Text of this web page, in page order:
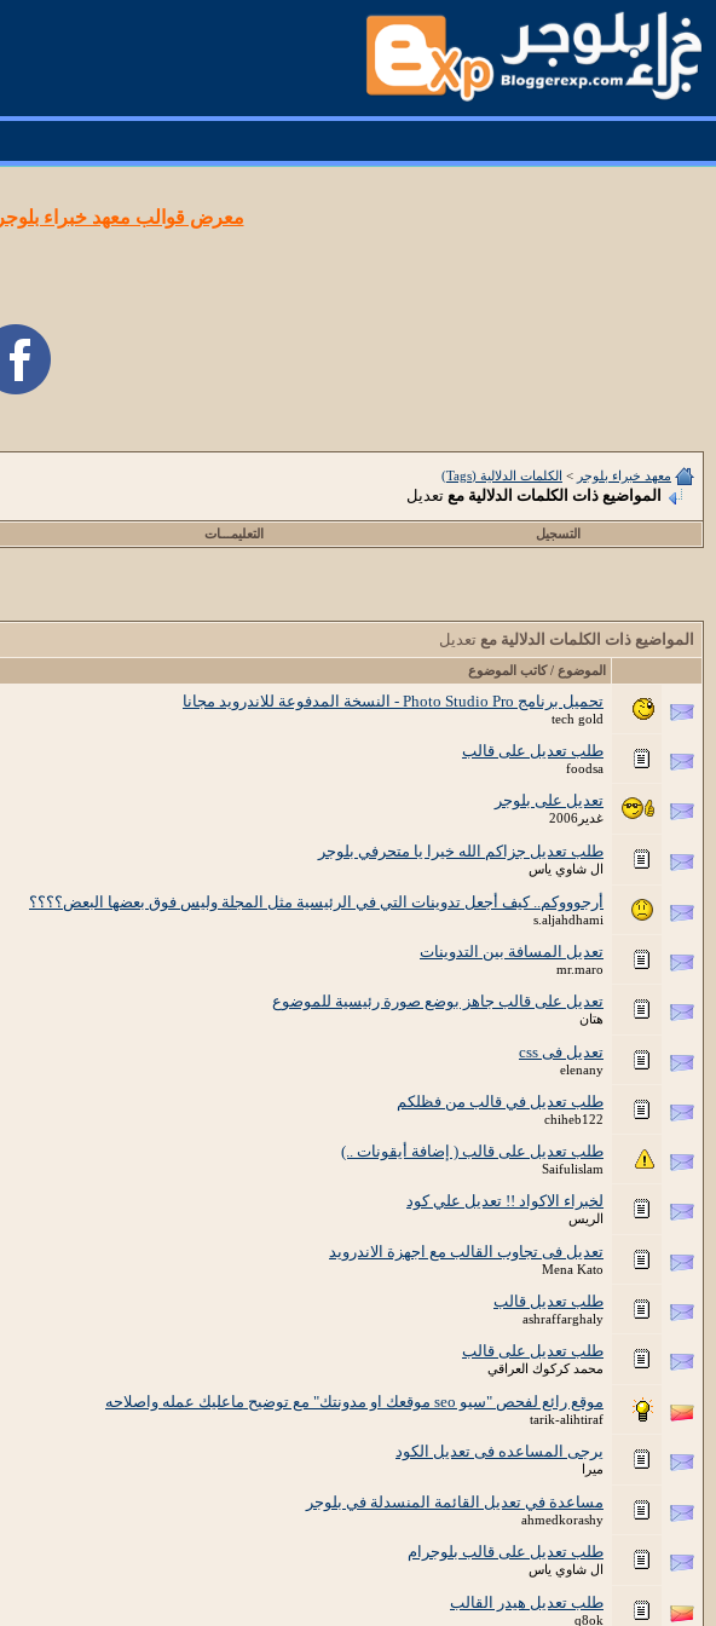
معرض قوالب معهد خبراء بلوجر
معهد خبراء بلوجر > الكلمات الدلالية (Tags)
المواضيع ذات الكلمات الدلالية مع تعديل
التسجيل التعليمـــات
المواضيع ذات الكلمات الدلالية مع تعديل
الموضوع / كاتب الموضوع
تحميل برنامج Photo Studio Pro - النسخة المدفوعة للاندرويد مجانا
tech gold
طلب تعديل على قالب
foodsa
تعديل على بلوجر
غدير2006
طلب تعديل جزاكم الله خيرا يا متحرفي بلوجر
ال شاوي ياس
أرجوووكم.. كيف أجعل تدوينات التي في الرئيسية مثل المجلة وليس فوق بعضها البعض؟؟؟؟
s.aljahdhami
تعديل المسافة بين التدوينات
mr.maro
تعديل على قالب جاهز بوضع صورة رئيسية للموضوع
هتان
تعديل فى css
elenany
طلب تعديل في قالب من فظلكم
chiheb122
طلب تعديل على قالب ( إضافة أيقونات ..)
Saifulislam
لخبراء الاكواد !! تعديل علي كود
الريس
تعديل فى تجاوب القالب مع اجهزة الاندرويد
Mena Kato
طلب تعديل قالب
ashraffarghaly
طلب تعديل على قالب
محمد كركوك العراقي
موقع رائع لفحص "سيو seo موقعك او مدونتك" مع توضيح ماعليك عمله واصلاحه
tarik-alihtiraf
يرجى المساعده فى تعديل الكود
ميرا
مساعدة في تعديل القائمة المنسدلة في بلوجر
ahmedkorashy
طلب تعديل على قالب بلوجرام
ال شاوي ياس
طلب تعديل هيدر القالب
q8ok